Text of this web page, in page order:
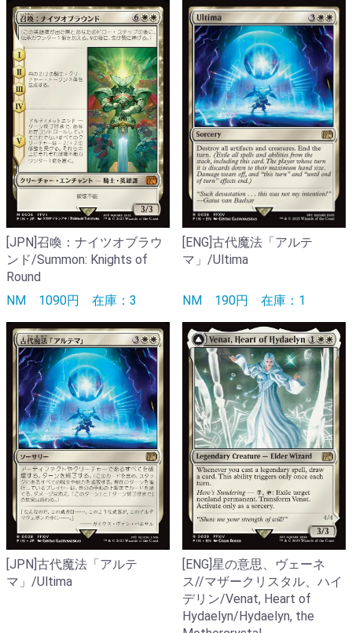
[JPN]召喚：ナイツオブラウ
ンド/Summon: Knights of
Round
NM 1090円 在庫：3
[ENG]古代魔法「アルテ
マ」/Ultima
NM 190円 在庫：1
[JPN]古代魔法「アルテ
マ」/Ultima
[ENG]星の意思、ヴェーネ
ス//マザークリスタル、ハイ
デリン/Venat, Heart of
Hydaelyn/Hydaelyn, the